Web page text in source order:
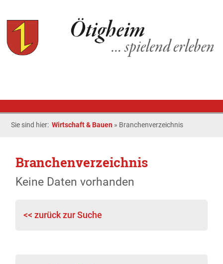
Sie sind hier:Wirtschaft & Bauen » Branchenverzeichnis
Branchenverzeichnis
Keine Daten vorhanden
<< zurück zur Suche